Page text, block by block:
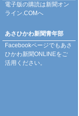
電子版の購読は新聞オン
ライン.COMへ
あさひかわ新聞青年部
Facebookページでもあさ
ひかわ新聞ONLINEをご
活用ください。